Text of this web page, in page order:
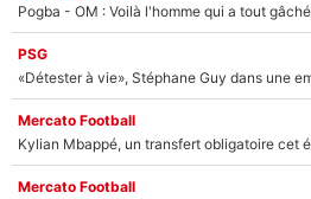
Pogba - OM : Voilà l'homme qui a tout
PSG
«Détester à vie», Stéphane Guy dans une
Mercato Football
Kylian Mbappé, un transfert obligatoire cet
Mercato Football